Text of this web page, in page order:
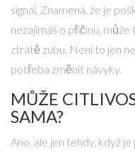
signál. Znamená, že je
nezajímáš o příčinu,
ztrátě zubu. Není to jen
potřeba změnit návyky.
MŮŽE
SAMA?
Ano, ale jen tehdy, když